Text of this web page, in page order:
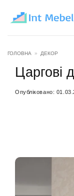
ГОЛОВНА » ДЕКОР
Царгові
Опубліковано: